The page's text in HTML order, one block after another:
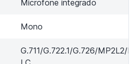
Microfone integrado
Mono
G.711/G.722.1/G.726/MP2L2/